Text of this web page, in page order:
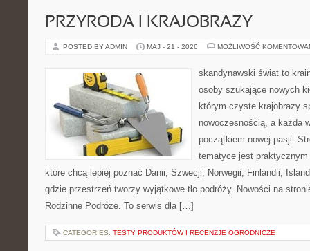
PRZYRODA I KRAJOBRAZY
POSTED BY ADMIN MAJ - 21 - 2026 MOŻLIWOŚĆ
skandynawski świat to
osoby szukające nowych
którym czyste krajobrazy
nowoczesnością, a każda
początkiem nowej pasji.
tematyce jest
które chcą lepiej poznać Danii, Szwecji, Norwegii, Finlandii,
gdzie przestrzeń tworzy wyjątkowe tło podróży. Nowości na
Rodzinne Podróże. To serwis dla […]
CATEGORIES: TESTY PRODUKTÓW I RECENZJE OGRODNICZE